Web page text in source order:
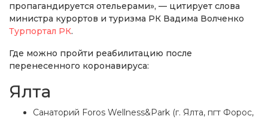
пропагандируется отельерами», — цитирует слова
министра курортов и туризма РК Вадима Волченко
Турпортал РК.
Где можно пройти реабилитацию после
перенесенного коронавируса:
Ялта
Санаторий Foros Wellness&Park (г. Ялта, пгт Форос,